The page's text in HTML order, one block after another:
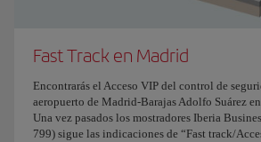
Fast Track en Madrid
Encontrarás el Acceso VIP del control de
aeropuerto de Madrid-Barajas Adolfo Suárez
Una vez pasados los mostradores Iberia
799) sigue las indicaciones de “Fast track/